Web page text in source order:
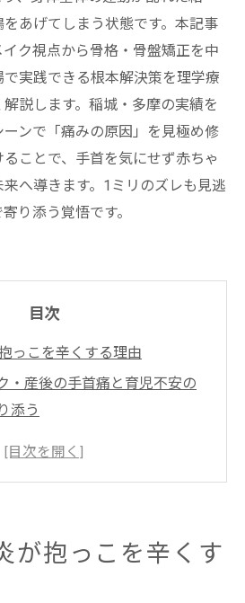
あげてしまう状態です。本記事
ク視点から骨格・骨盤矯正を中
実践できる根本解決策を理学療
説します。稲城・多摩の実績を
ンで「痛みの原因」を見極め修
ことで、手首を気にせず赤ちゃ
へ導きます。1ミリのズレも見逃
り添う覚悟です。
目次
っこを辛くする理由
・産後の手首痛と育児不安の
添う
語る腱鞘炎と骨盤の密接なつ
で手首の腱鞘炎が増える理由
が抱っこを辛くす